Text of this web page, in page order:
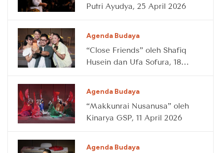
Putri Ayudya, 25 April 2026
Agenda Budaya
“Close Friends” oleh Shafiq
Husein dan Ufa Sofura, 18
Agenda Budaya
“Makkunrai Nusanusa” oleh
Kinarya GSP, 11 April 2026
Agenda Budaya